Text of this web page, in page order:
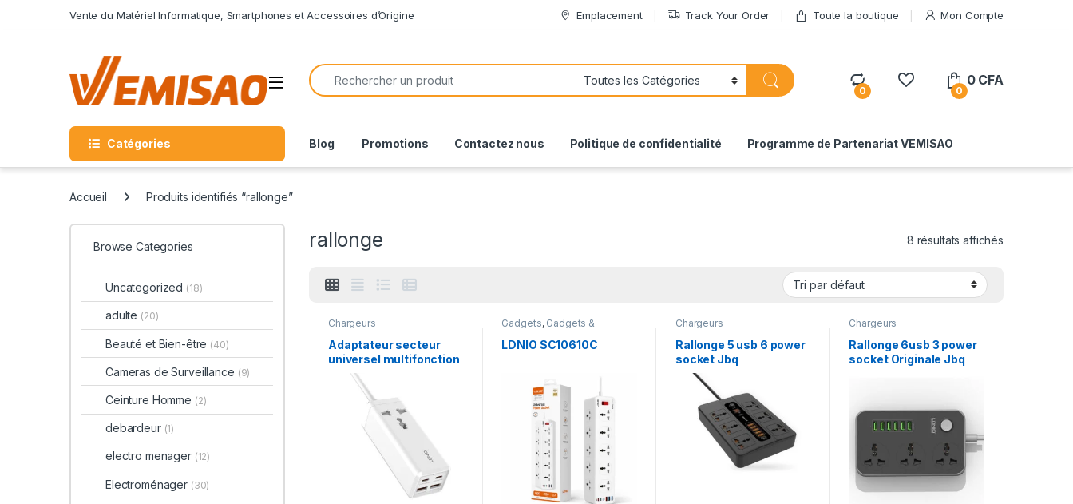
Vente du Matériel Informatique, Smartphones et Accessoires d’Origine Emplacement Track Your Order Toute la boutique Mon Compte
Open
Search for:
0 0
0 CFA
Catégories Blog Promotions Contactez nous Politique de confidentialité Programme de Partenariat VEMISAO
Accueil Produits identifiés “rallonge”
rallonge 8 résultats affichés
Chargeurs
Adaptateur secteur
universel multifonction
65W | Offres
STANDARD et VIP
Gadgets, Gadgets &
Bureau
LDNIO SC10610C
Chargeurs
Rallonge 5 usb 6 power
socket Jbq
Chargeurs
Rallonge 6usb 3 power
socket Originale Jbq
Browse Categories
Uncategorized (18)
adulte (20)
Beauté et Bien-être (40)
Cameras de Surveillance (9)
Ceinture Homme (2)
debardeur (1)
electro menager (12)
Electroménager (30)